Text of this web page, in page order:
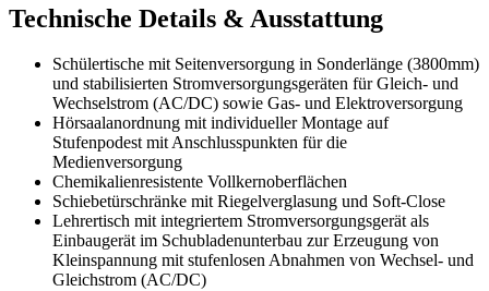
Technische Details & Ausstattung
Schülertische mit Seitenversorgung in Sonderlänge (3800mm)
und stabilisierten Stromversorgungsgeräten für Gleich- und
Wechselstrom (AC/DC) sowie Gas- und Elektroversorgung
Hörsaalanordnung mit individueller Montage auf
Stufenpodest mit Anschlusspunkten für die
Medienversorgung
Chemikalienresistente Vollkernoberflächen
Schiebetürschränke mit Riegelverglasung und Soft-Close
Lehrertisch mit integriertem Stromversorgungsgerät als
Einbaugerät im Schubladenunterbau zur Erzeugung von
Kleinspannung mit stufenlosen Abnahmen von Wechsel- und
Gleichstrom (AC/DC)